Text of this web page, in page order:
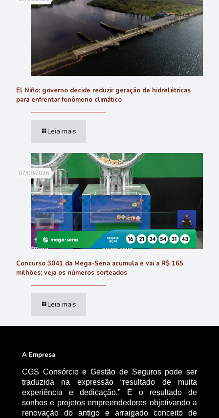
El Niño: governo decide reduzir geração de hidrelétricas
para enfrentar fenômeno climático
Leia mais
07/08/2026
Concurso 3041 da Mega-Sena acumula e vai a R$ 165
milhões; veja os números sorteados
Leia mais
A Empresa
CGS Consórcio e Gestão de Seguros pode ser
traduzida na expressão “resultado de muita
experiência e dedicação.” É o resultado de
sonhos e projetos empreendedores objetivando a
renovação do antigo e arraigado conceito de